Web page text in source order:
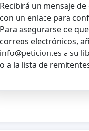
Recibirá un mensaje
con un enlace para
Para asegurarse de
correos electrónicos,
info@peticion.es a su
o a la lista de